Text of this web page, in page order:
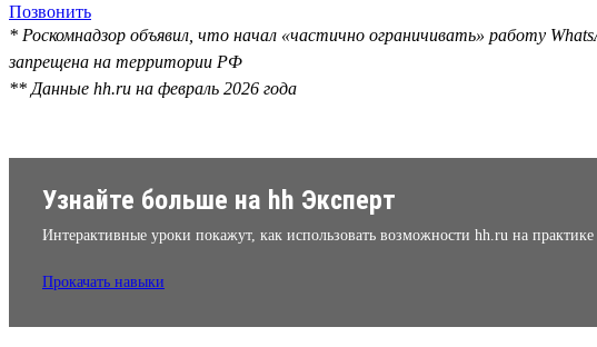
Позвонить
* Роскомнадзор объявил, что начал «частично ограничивать» работу
запрещена на территории РФ
** Данные hh.ru на февраль 2026 года
Узнайте больше на hh Эксперт
Интерактивные уроки покажут, как использовать возможности hh.ru на практике
Прокачать навыки